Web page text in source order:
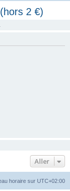
2 €)
Aller
horaire sur UTC+02:00